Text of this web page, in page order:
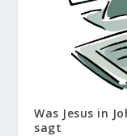
Was Jesus in
sagt